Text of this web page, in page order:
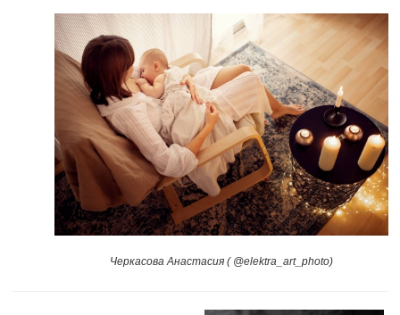
Черкасова Анастасия ( @elektra_art_photo)